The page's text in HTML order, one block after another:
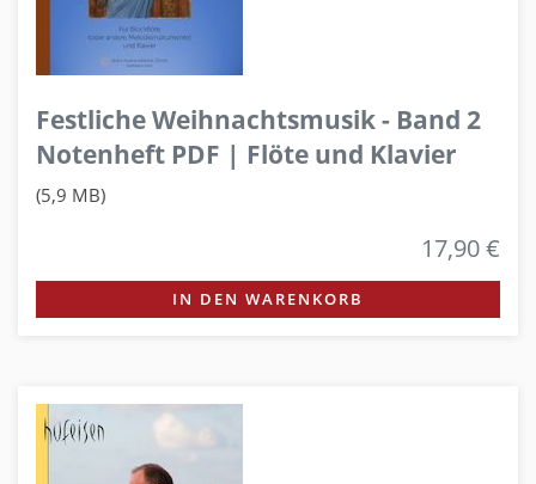
Festliche Weihnachtsmusik - Band 2
Notenheft PDF | Flöte und Klavier
(5,9 MB)
17,90 €
IN DEN WARENKORB